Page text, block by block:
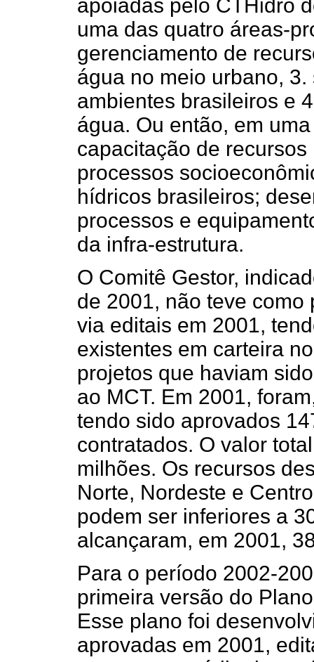
apoiadas pelo CTHidro
uma das quatro áreas-
gerenciamento de
água no meio urbano,
ambientes brasileiros e
água. Ou então, em
capacitação de
processos
hídricos brasileiros;
processos e
da infra-estrutura.
O Comitê Gestor,
de 2001, não teve
via editais em 2001,
existentes em carteira
projetos que haviam
ao MCT. Em 2001,
tendo sido aprovados
contratados. O valor
milhões. Os recursos
Norte, Nordeste e
podem ser inferiores a
alcançaram, em 2001,
Para o período 2002-
primeira versão do
Esse plano foi
aprovadas em 2001,